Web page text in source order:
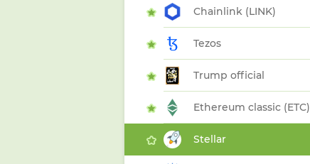
Chainlink (LINK)
Tezos
Trump official
Ethereum classic (ETC)
Stellar